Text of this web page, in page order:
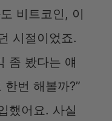
비트코인, 이
시절이었죠.
좀 봤다는 얘
번 해볼까?”
했어요. 사실